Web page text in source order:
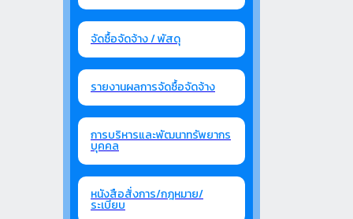
จัดซื้อจัดจ้าง / พัสดุ
รายงานผลการจัดซื้อจัดจ้าง
การบริหารและพัฒนาทรัพยากร
บุคคล
หนังสือสั่งการ/กฎหมาย/
ระเบียบ